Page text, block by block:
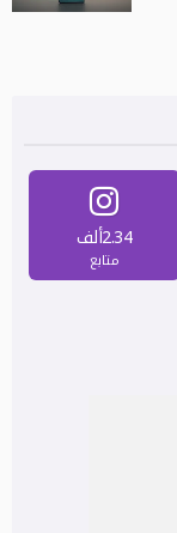
2.34ألف
متابع